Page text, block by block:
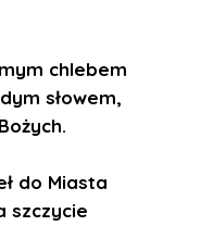
chlebem
słowem,
do Miasta
szczycie